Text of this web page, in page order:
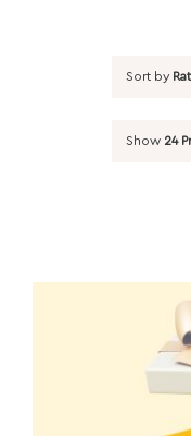
Sort by
Show 24